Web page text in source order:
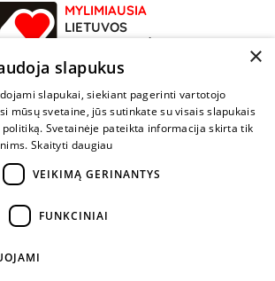
MYLIMIAUSIA
LIETUVOS
ELEKTRONINĖ
PARDUOTUVĖ
NENUSTOK
ŽAISTI
600 84088
×
slapukus
slapukai, siekiant pagerinti vartotojo
mūsų svetaine, jūs sutinkate su visais slapukais
politiką. Svetainėje pateikta informacija skirta tik
Skaityti daugiau
VEIKIMĄ GERINANTYS
FUNKCINIAI